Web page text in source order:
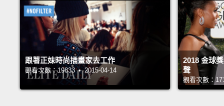
跟著正妹時尚插畫家去工作
觀看次數：19833 • 2015-04-14
2018 金球
聲
觀看次數：